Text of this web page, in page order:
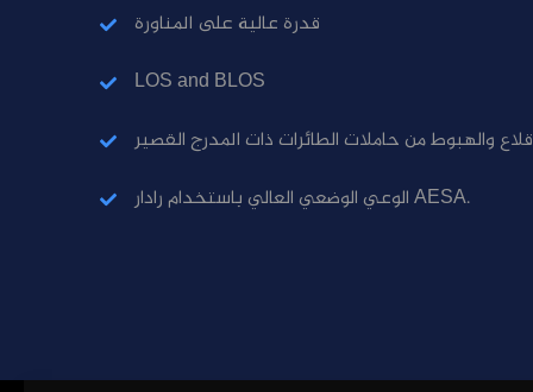
قدرة عالية على المناورة
LOS and BLOS
والهبوط من حاملات الطائرات ذات المدرج القصير
الوعي الوضعي العالي باستخدام رادار AESA.